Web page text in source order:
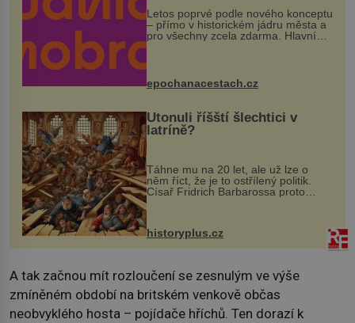
Letos poprvé podle nového konceptu
– přímo v historickém jádru města a
pro všechny zcela zdarma. Hlavní
program se odehraje na Karlově a
mohou těšit na víno, burčák, pes...
epochanacestach.cz
Utonuli říšští šlechtici v
latríně?
Táhne mu na 20 let, ale už lze o
něm říct, že je to ostřílený politik.
Císař Fridrich Barbarossa proto
posílá svého syna a dědice Jindřicha
VI. do Erfurtu, aby se stal
prostředníkem při řešení sporu m...
historyplus.cz
A tak začnou mít rozloučení se zesnulým ve výše
zmíněném období na britském venkově občas
neobvyklého hosta – pojídače hříchů. Ten dorazí k